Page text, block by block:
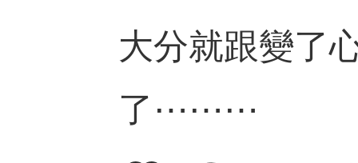
大分就跟變了
了⋯⋯⋯